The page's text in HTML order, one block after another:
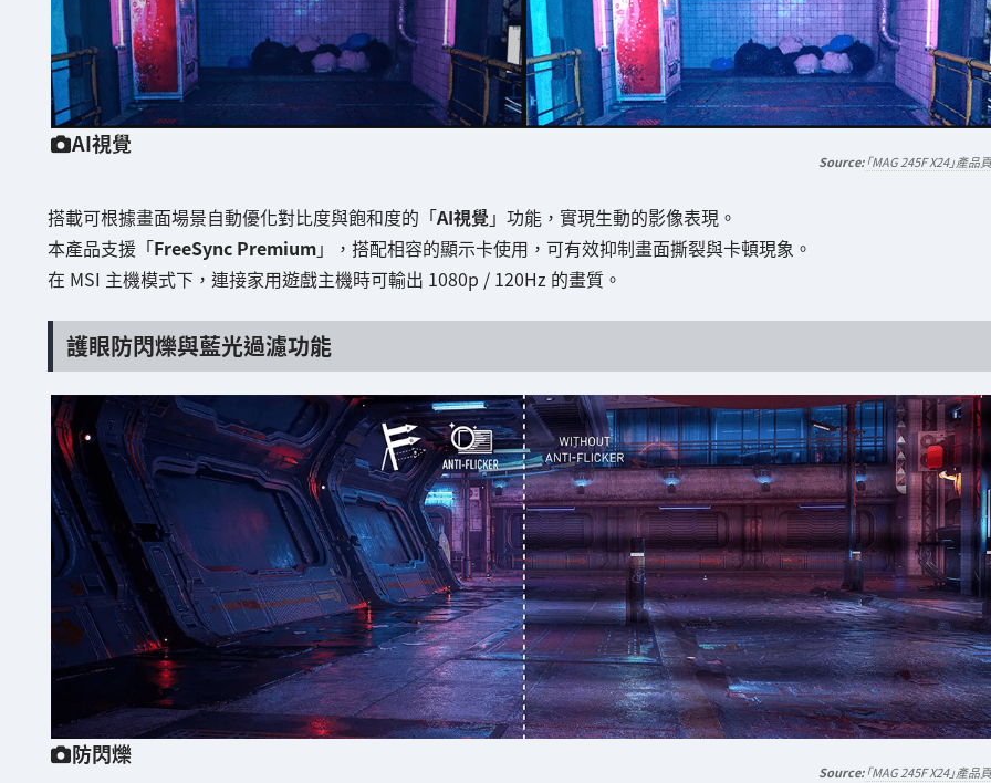
AI視覺
「MAG 245F X24」產品頁
搭載可根據畫面場景自動優化對比度與飽和度的「AI視覺」功能，實現生動的影像表現。
本產品支援「FreeSync Premium」，搭配相容的顯示卡使用，可有效抑制畫面撕裂與卡頓現象。
在 MSI 主機模式下，連接家用遊戲主機時可輸出 1080p / 120Hz 的畫質。
護眼防閃爍與藍光過濾功能
防閃爍
「MAG 245F X24」產品頁